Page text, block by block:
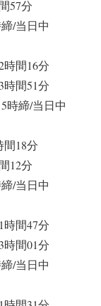
57分
締/当日中
間16分
間51分
時締/当日中
18分
12分
締/当日中
間47分
間01分
締/当日中